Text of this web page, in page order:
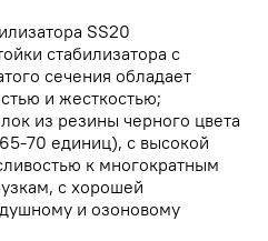
SS20
стабилизатора с
сечения обладает
и жесткостью;
из резины черного цвета
70 единиц), с высокой
к многократным
с хорошей
и озоновому